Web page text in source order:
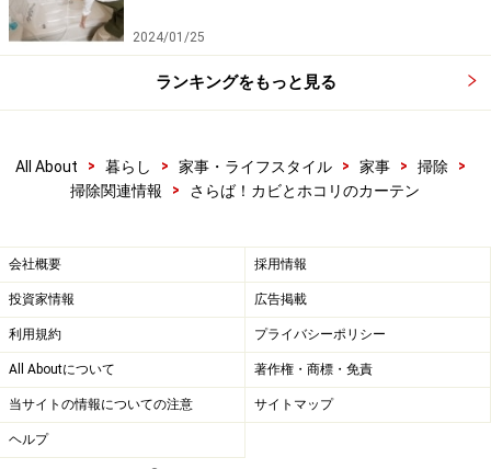
2024/01/25
ランキングをもっと見る
All About > 暮らし > 家事・ライフスタイル > 家事 > 掃除
>
掃除関連情報
> さらば！カビとホコリのカーテン
会社概要 採用情報
投資家情報 広告掲載
利用規約 プライバシーポリシー
All Aboutについて 著作権・商標・免責
当サイトの情報についての注意 サイトマップ
ヘルプ